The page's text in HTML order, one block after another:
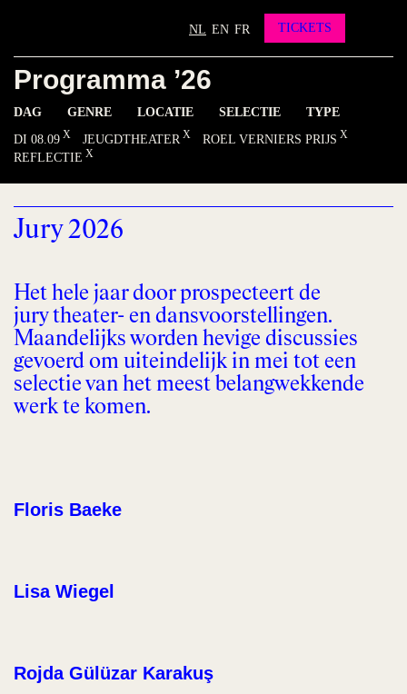
Contact
INSTAGRAM FACEBOOK YOUTUBE
NL EN FR TICKETS
Programma ’26
DAG GENRE LOCATIE SELECTIE
TYPE
DI 08.09
JEUGDTHEATER
ROEL VERNIERS PRIJS
REFLECTIE
Jury 2026
Het hele jaar door prospecteert de
jury theater- en dansvoorstellingen.
Maandelijks worden hevige discussies
gevoerd om uiteindelijk in mei tot een
selectie van het meest belangwekkende
werk te komen.
Floris Baeke
Lisa Wiegel
Rojda Gülüzar Karakuş